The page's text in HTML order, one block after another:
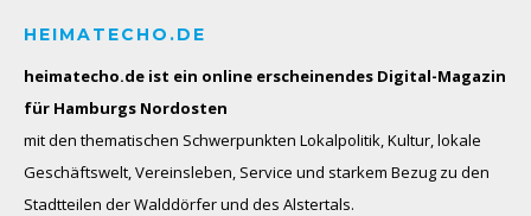
HEIMATECHO.DE
heimatecho.de ist ein online erscheinendes Digital-Magazin
für Hamburgs Nordosten
mit den thematischen Schwerpunkten Lokalpolitik, Kultur, lokale
Geschäftswelt, Vereinsleben, Service und starkem Bezug zu den
Stadtteilen der Walddörfer und des Alstertals.